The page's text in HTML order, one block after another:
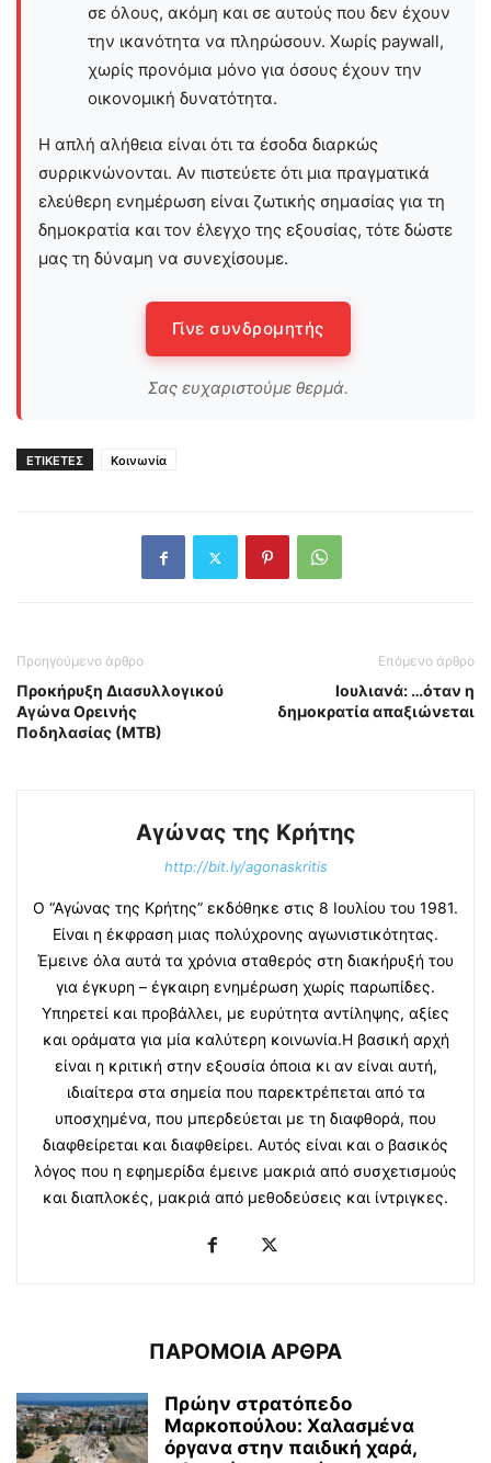
σε όλους, ακόμη και σε αυτούς που δεν έχουν
την ικανότητα να πληρώσουν. Χωρίς paywall,
χωρίς προνόμια μόνο για όσους έχουν την
οικονομική δυνατότητα.
Η απλή αλήθεια είναι ότι τα έσοδα διαρκώς
συρρικνώνονται. Αν πιστεύετε ότι μια πραγματικά
ελεύθερη ενημέρωση είναι ζωτικής σημασίας για τη
δημοκρατία και τον έλεγχο της εξουσίας, τότε δώστε
μας τη δύναμη να συνεχίσουμε.
Γίνε συνδρομητής
Σας ευχαριστούμε θερμά.
ΕΤΙΚΕΤΕΣ Κοινωνία
Προηγούμενο άρθρο
Προκήρυξη Διασυλλογικού
Αγώνα Ορεινής
Ποδηλασίας (ΜΤΒ)
Επόμενο άρθρο
Ιουλιανά: …όταν η
δημοκρατία απαξιώνεται
Αγώνας της Κρήτης
http://bit.ly/agonaskritis
Ο “Αγώνας της Κρήτης” εκδόθηκε στις 8 Ιουλίου του 1981.
Είναι η έκφραση μιας πολύχρονης αγωνιστικότητας.
Έμεινε όλα αυτά τα χρόνια σταθερός στη διακήρυξή του
για έγκυρη – έγκαιρη ενημέρωση χωρίς παρωπίδες.
Υπηρετεί και προβάλλει, με ευρύτητα αντίληψης, αξίες
και οράματα για μία καλύτερη κοινωνία.Η βασική αρχή
είναι η κριτική στην εξουσία όποια κι αν είναι αυτή,
ιδιαίτερα στα σημεία που παρεκτρέπεται από τα
υποσχημένα, που μπερδεύεται με τη διαφθορά, που
διαφθείρεται και διαφθείρει. Αυτός είναι και ο βασικός
λόγος που η εφημερίδα έμεινε μακριά από συσχετισμούς
και διαπλοκές, μακριά από μεθοδεύσεις και ίντριγκες.
ΠΑΡΟΜΟΙΑ ΑΡΘΡΑ
Πρώην στρατόπεδο
Μαρκοπούλου: Χαλασμένα
όργανα στην παιδική χαρά,